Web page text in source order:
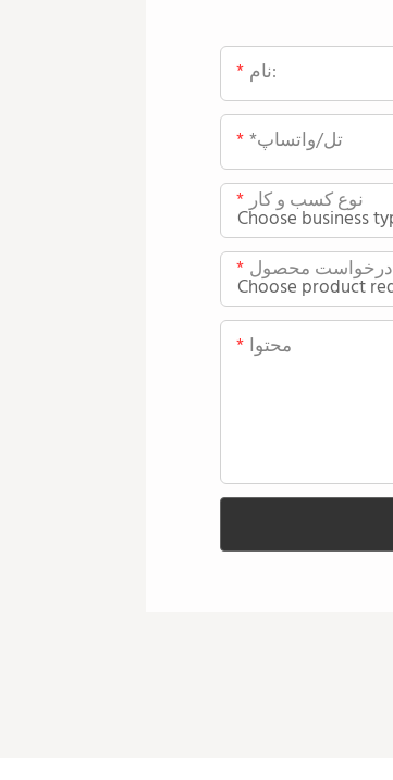
نام:
*تل/واتساپ
نوع کسب و کار
درخواست محصول
محتوا